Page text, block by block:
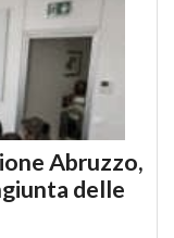
Abruzzo,
delle